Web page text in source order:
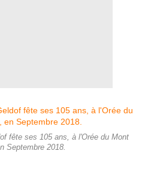
fête ses 105 ans, à l'Orée du Mont
Septembre 2018.